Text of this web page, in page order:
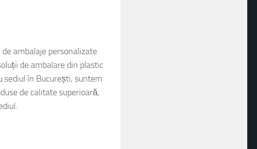
de ambalaje personalizate
de ambalare din plastic
sediul în București, suntem
de calitate superioară,